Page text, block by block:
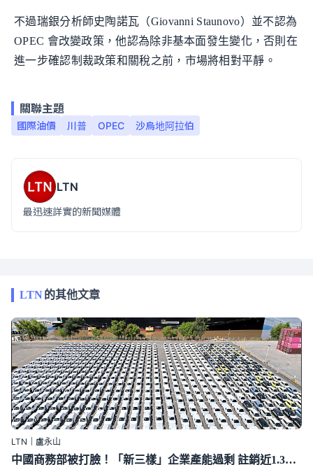
不過瑞銀分析師史陶諾瓦（Giovanni Staunovo）並不認為
OPEC 會改變政策，他認為除非基本面發生變化，否則在
進一步確認制裁政策和關稅之前，市場將相對平靜。
關聯主題
國際油價 川普 OPEC 沙烏地阿拉伯
LTN
最迅速詳實的新聞媒體
LTN的其他文章
LTN｜盧永山
中國商務部被打臉！「新三樣」企業產能過剩 註銷近1.3萬家